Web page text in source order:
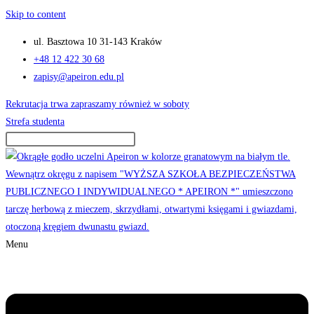
Skip to content
ul. Basztowa 10 31-143 Kraków
+48 12 422 30 68
zapisy@apeiron.edu.pl
Rekrutacja trwa zapraszamy również w soboty
Strefa studenta
Menu